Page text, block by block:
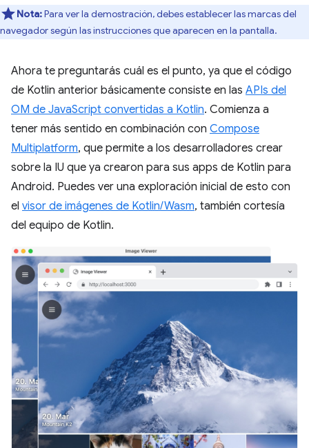
Nota:Para ver la demostración, debes establecer las marcas del
navegador según las instrucciones que aparecen en la pantalla.
Ahora te preguntarás cuál es el punto, ya que el código
de Kotlin anterior básicamente consiste en las APIs del
OM de JavaScript convertidas a Kotlin. Comienza a
tener más sentido en combinación con Compose
Multiplatform, que permite a los desarrolladores crear
sobre la IU que ya crearon para sus apps de Kotlin para
Android. Puedes ver una exploración inicial de esto con
el visor de imágenes de Kotlin/Wasm, también cortesía
del equipo de Kotlin.